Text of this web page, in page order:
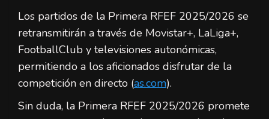
Los partidos de la Primera RFEF 2025/2026 se
retransmitirán a través de Movistar+, LaLiga+,
FootballClub y televisiones autonómicas,
permitiendo a los aficionados disfrutar de la
competición en directo (as.com).
Sin duda, la Primera RFEF 2025/2026 promete